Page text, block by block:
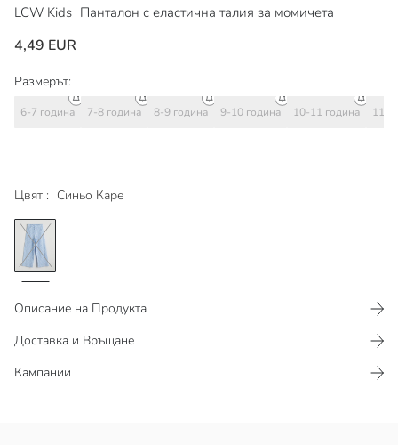
LCW Kids Панталон с еластична талия за момичета
4,49 EUR
Цвят : Синьо Каре
Размерът:
6-7 година 7-8 година 8-9 година 9-10 година 10-11 година 11-
Описание на Продукта
Доставка и Връщане
Кампании